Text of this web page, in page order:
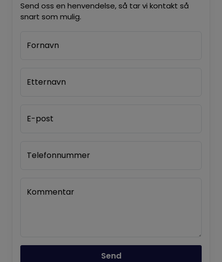
Send oss en henvendelse, så tar vi kontakt så
snart som mulig.
Fornavn
Etternavn
E-post
Telefonnummer
Kommentar
Send